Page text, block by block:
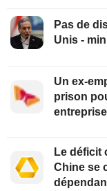
Pas de
Unis -
Un ex-
prison
Le déficit
Chine se